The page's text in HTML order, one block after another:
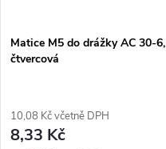
Matice M5 do drážky AC 30-6,
čtvercová
10,08 Kč včetně DPH
8,33 Kč